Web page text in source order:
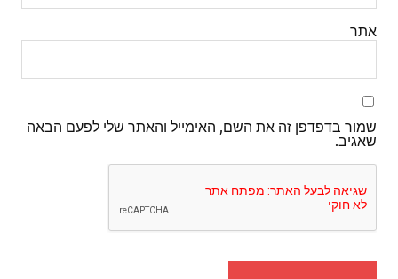
אתר
שמור בדפדפן זה את השם, האימייל והאתר שלי לפעם הבאה
שאגיב.